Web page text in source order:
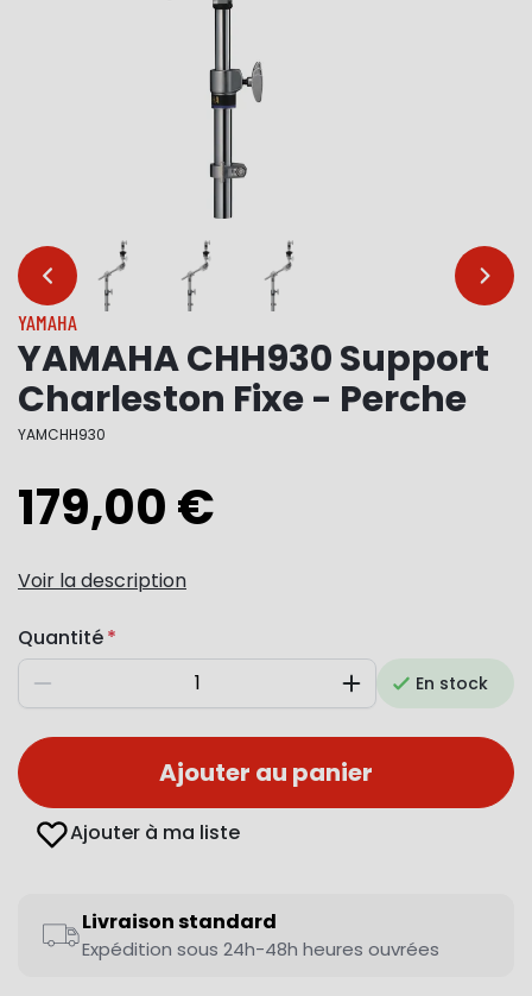
… …
YAMAHA
YAMAHA CHH930 Support
Charleston Fixe - Perche
YAMCHH930
179,00 €
Voir la description
Quantité
Diminuer AugmenterEn stock
Ajouter au panier
Ajouter à ma liste
Livraison standard
Expédition sous 24h-48h heures ouvrées